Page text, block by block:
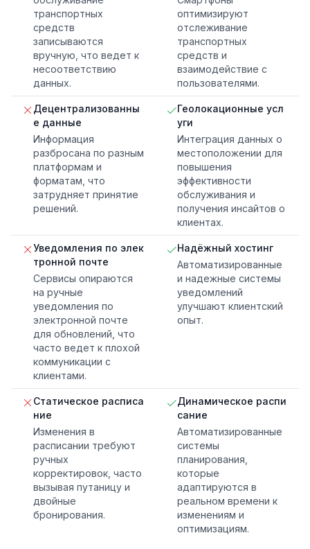
транспортных
средств
записываются
вручную, что ведет к
несоответствию
данных.
оптимизируют
отслеживание
транспортных
средств и
взаимодействие с
пользователями.
Децентрализованны
е данные
Информация
разбросана по разным
платформам и
форматам, что
затрудняет принятие
решений.
Геолокационные усл
уги
Интеграция данных о
местоположении для
повышения
эффективности
обслуживания и
получения инсайтов о
клиентах.
Уведомления по элек
тронной почте
Сервисы опираются
на ручные
уведомления по
электронной почте
для обновлений, что
часто ведет к плохой
коммуникации с
клиентами.
Надёжный хостинг
Автоматизированные
и надежные системы
уведомлений
улучшают клиентский
опыт.
Статическое расписа
ние
Изменения в
расписании требуют
ручных
корректировок, часто
вызывая путаницу и
двойные
бронирования.
Динамическое распи
сание
Автоматизированные
системы
планирования,
которые
адаптируются в
реальном времени к
изменениям и
оптимизациям.